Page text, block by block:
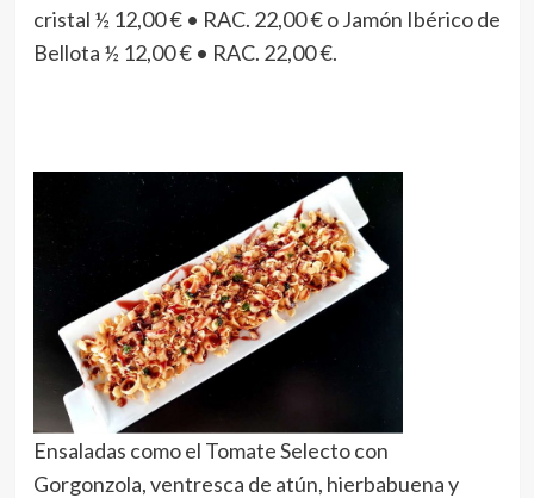
cristal ½ 12,00 € • RAC. 22,00 € o Jamón Ibérico de
Bellota ½ 12,00 € • RAC. 22,00 €.
Ensaladas como el Tomate Selecto con
Gorgonzola, ventresca de atún, hierbabuena y